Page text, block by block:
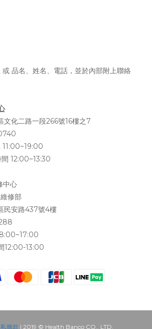
品名、姓名、電話，並於內部附上聯絡
文化二路一段266號16樓之7
11:00~19:00
中心
修部
民安路437號4樓
13:00
條款 | 2019 © Health Banco CO., LTD.